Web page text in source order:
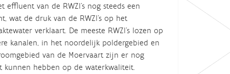
effluent van de RWZI's nog steeds een
wat de druk van de RWZI’s op het
verklaart. De meeste RWZI's lozen op
kanalen, in het noordelijk poldergebied en
van de Moervaart zijn er nog
kunnen hebben op de waterkwaliteit.